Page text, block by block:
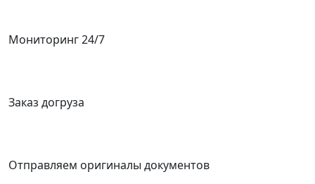
Мониторинг 24/7
Заказ догруза
Отправляем оригиналы документов